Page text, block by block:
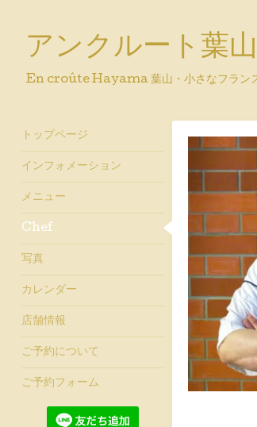
アンクルート葉山
En croûte Hayama 葉山・小さなフラン
トップページ
インフォメーション
メニュー
Chef
写真
カレンダー
店舗情報
ご予約について
ご予約フォーム